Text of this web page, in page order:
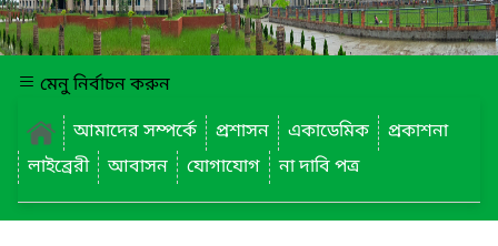
মেনু নির্বাচন করুন
আমাদের সম্পর্কে
প্রশাসন একাডেমিক
প্রকাশনা
লাইব্রেরী
আবাসন যোগাযোগ না দাবি পত্র